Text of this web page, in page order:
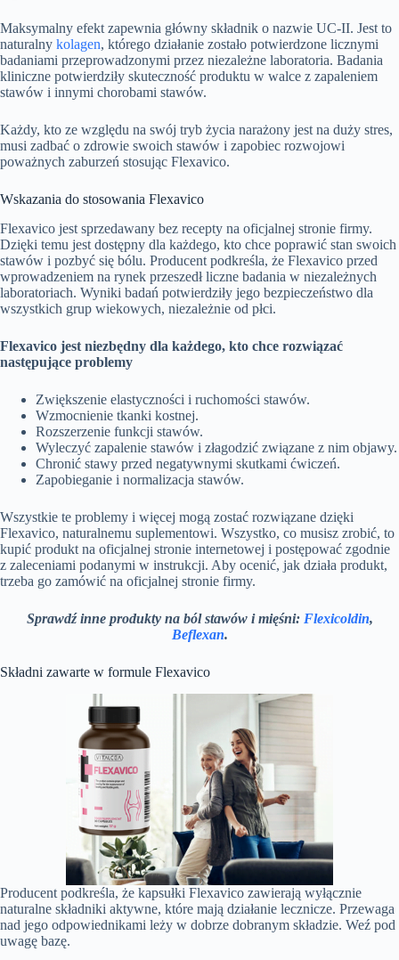
Maksymalny efekt zapewnia główny składnik o nazwie UC-II. Jest to
naturalny kolagen, którego działanie zostało potwierdzone licznymi
badaniami przeprowadzonymi przez niezależne laboratoria. Badania
kliniczne potwierdziły skuteczność produktu w walce z zapaleniem
stawów i innymi chorobami stawów.
Każdy, kto ze względu na swój tryb życia narażony jest na duży stres,
musi zadbać o zdrowie swoich stawów i zapobiec rozwojowi
poważnych zaburzeń stosując Flexavico.
Wskazania do stosowania Flexavico
Flexavico jest sprzedawany bez recepty na oficjalnej stronie firmy.
Dzięki temu jest dostępny dla każdego, kto chce poprawić stan swoich
stawów i pozbyć się bólu. Producent podkreśla, że Flexavico przed
wprowadzeniem na rynek przeszedł liczne badania w niezależnych
laboratoriach. Wyniki badań potwierdziły jego bezpieczeństwo dla
wszystkich grup wiekowych, niezależnie od płci.
Flexavico jest niezbędny dla każdego, kto chce rozwiązać
następujące problemy
Zwiększenie elastyczności i ruchomości stawów.
Wzmocnienie tkanki kostnej.
Rozszerzenie funkcji stawów.
Wyleczyć zapalenie stawów i złagodzić związane z nim objawy.
Chronić stawy przed negatywnymi skutkami ćwiczeń.
Zapobieganie i normalizacja stawów.
Wszystkie te problemy i więcej mogą zostać rozwiązane dzięki
Flexavico, naturalnemu suplementowi. Wszystko, co musisz zrobić, to
kupić produkt na oficjalnej stronie internetowej i postępować zgodnie
z zaleceniami podanymi w instrukcji. Aby ocenić, jak działa produkt,
trzeba go zamówić na oficjalnej stronie firmy.
Sprawdź inne produkty na ból stawów i mięśni: Flexicoldin,
Beflexan.
Składni zawarte w formule Flexavico
Producent podkreśla, że kapsułki Flexavico zawierają wyłącznie
naturalne składniki aktywne, które mają działanie lecznicze. Przewaga
nad jego odpowiednikami leży w dobrze dobranym składzie. Weź pod
uwagę bazę.